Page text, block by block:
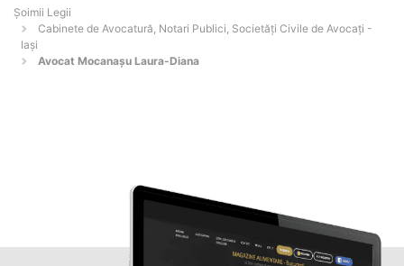
Șoimii Legii
Cabinete de Avocatură, Notari Publici, Societăți Civile de Avocați -
Iaşi
Avocat Mocanașu Laura-Diana